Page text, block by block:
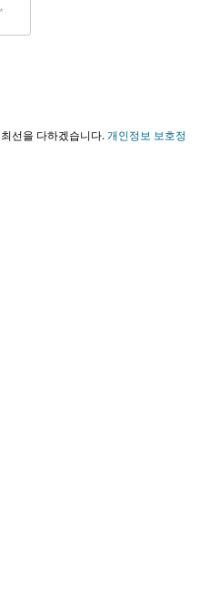
선을 다하겠습니다.개인정보 보호정